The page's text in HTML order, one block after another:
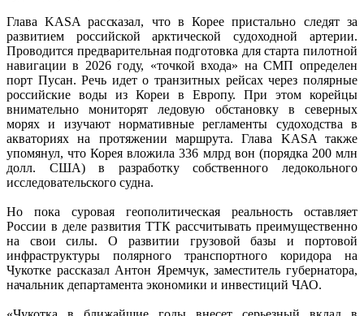
Глава KASA рассказал, что в Корее пристально следят за
развитием российской арктической судоходной артерии.
Проводится предварительная подготовка для старта пилотной
навигации в 2026 году, «точкой входа» на СМП определен
порт Пусан. Речь идет о транзитных рейсах через полярные
российские воды из Кореи в Европу. При этом корейцы
внимательно мониторят ледовую обстановку в северных
морях и изучают нормативные регламенты судоходства в
акваториях на протяжении маршрута. Глава KASA также
упомянул, что Корея вложила 336 млрд вон (порядка 200 млн
долл. США) в разработку собственного ледокольного
исследовательского судна.
Но пока суровая геополитическая реальность оставляет
России в деле развития ТТК рассчитывать преимущественно
на свои силы. О развитии грузовой базы и портовой
инфраструктуры полярного транспортного коридора на
Чукотке рассказал Антон Яремчук, заместитель губернатора,
начальник департамента экономики и инвестиций ЧАО.